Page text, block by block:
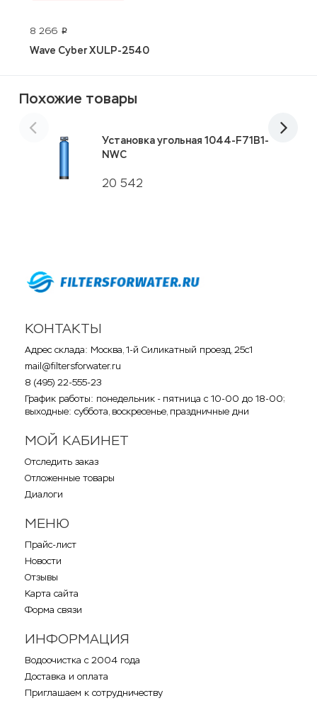
8 266 p
Wave Cyber XULP-2540
Похожие товары
20 542
Установка угольная 1044-F71B1-
NWC
КОНТАКТЫ
Адрес склада: Москва, 1-й Силикатный проезд, 25с1
mail@filtersforwater.ru
8 (495) 22-555-23
График работы: понедельник - пятница с 10-00 до 18-00;
выходные: суббота, воскресенье, праздничные дни
МОЙ КАБИНЕТ
Отследить заказ
Отложенные товары
Диалоги
МЕНЮ
Прайс-лист
Новости
Отзывы
Карта сайта
Форма связи
ИНФОРМАЦИЯ
Водоочистка с 2004 года
Доставка и оплата
Приглашаем к сотрудничеству